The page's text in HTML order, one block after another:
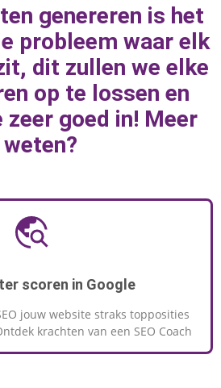
te draaien om naar
toe te werken.
INFORMATIE
genereren is het
probleem waar elk
dit zullen we elke
op te lossen en
zeer goed in! Meer
weten?
scoren in Google
jouw website straks topposities
krachten van een SEO Coach